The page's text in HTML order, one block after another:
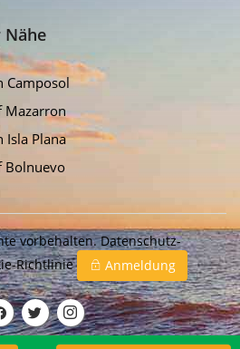
Camposol
Mazarron
Isla Plana
Bolnuevo
vorbehalten.Datenschutz-
Richtlinie Anmeldung